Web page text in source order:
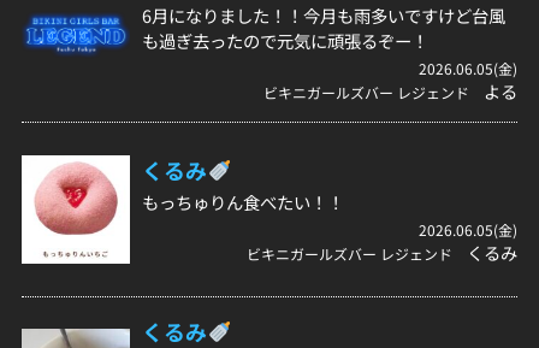
6月になりました！！今月も雨多いですけど台風
も過ぎ去ったので元気に頑張るぞー！
2026.06.05(金)
ビキニガールズバー レジェンド
よる
くるみ
もっちゅりん食べたい！！
2026.06.05(金)
ビキニガールズバー レジェンド
くるみ
くるみ